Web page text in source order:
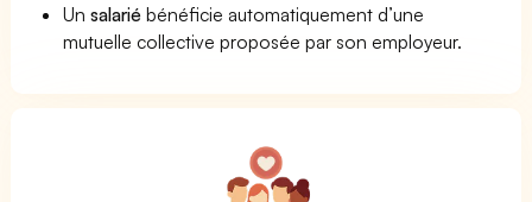
Unsalarié bénéficie automatiquement d’une
mutuelle collective proposée par son employeur.